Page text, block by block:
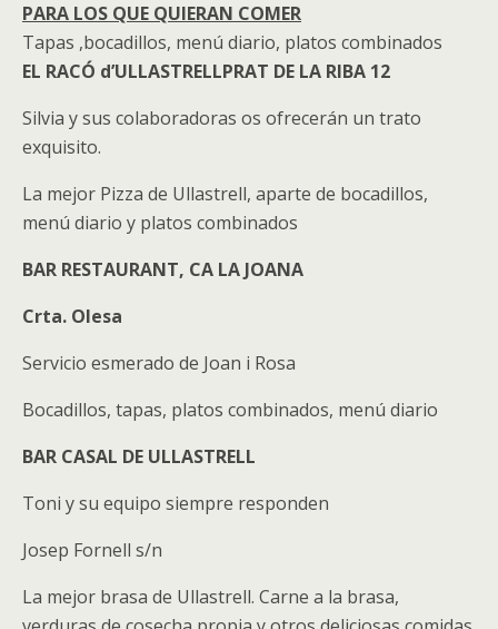
PARA LOS QUE QUIERAN COMER
Tapas ,bocadillos, menú diario, platos combinados
EL RACÓ d’ULLASTRELLPRAT DE LA RIBA 12
Silvia y sus colaboradoras os ofrecerán un trato
exquisito.
La mejor Pizza de Ullastrell, aparte de bocadillos,
menú diario y platos combinados
BAR RESTAURANT, CA LA JOANA
Crta. Olesa
Servicio esmerado de Joan i Rosa
Bocadillos, tapas, platos combinados, menú diario
BAR CASAL DE ULLASTRELL
Toni y su equipo siempre responden
Josep Fornell s/n
La mejor brasa de Ullastrell. Carne a la brasa,